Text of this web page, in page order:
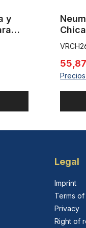
y
Legal
Imprint
Terms
Privacy
Right of